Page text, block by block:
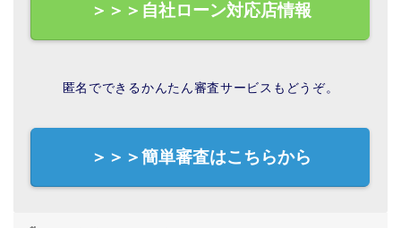
＞＞＞自社ローン対応店情報
匿名でできるかんたん審査サービスもどうぞ。
＞＞＞簡単審査はこちらから